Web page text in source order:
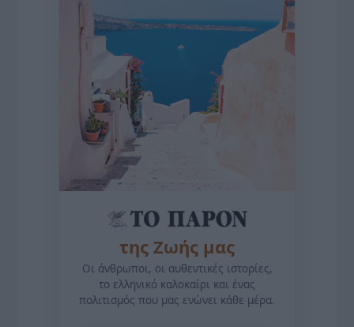
της Ζωής μας
Οι άνθρωποι, οι αυθεντικές ιστορίες,
το ελληνικό καλοκαίρι και ένας
πολιτισμός που μας ενώνει κάθε μέρα.